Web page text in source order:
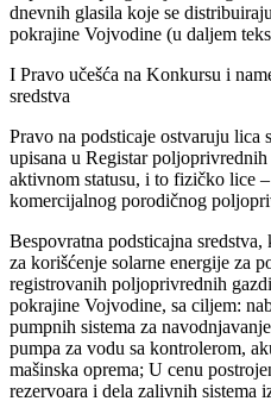
dnevnih glasila koje se
pokrajine Vojvodine (u daljem
I Pravo učešća na Konkursu i
sredstva
Pravo na podsticaje ostvaruju
upisana u Registar poljoprivrednih
aktivnom statusu, i to fizičko lice
komercijalnog porodičnog
Bespovratna podsticajna
za korišćenje solarne energije za
registrovanih poljoprivrednih
pokrajine Vojvodine, sa ciljem:
pumpnih sistema za
pumpa za vodu sa kontrolerom,
mašinska oprema; U cenu
rezervoara i dela zalivnih sistema